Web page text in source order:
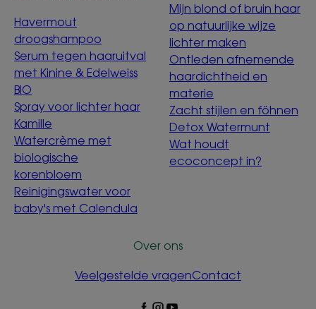
Havermout
droogshampoo
Serum tegen haaruitval
met Kinine & Edelweiss
BIO
Spray voor lichter haar
Kamille
Watercrème met
biologische
korenbloem
Reinigingswater voor
baby's met Calendula
Mijn blond of bruin haar
op natuurlijke wijze
lichter maken
Ontleden afnemende
haardichtheid en
materie
Zacht stijlen en föhnen
Detox Watermunt
Wat houdt
ecoconcept in?
Over ons
Veelgestelde vragenContact